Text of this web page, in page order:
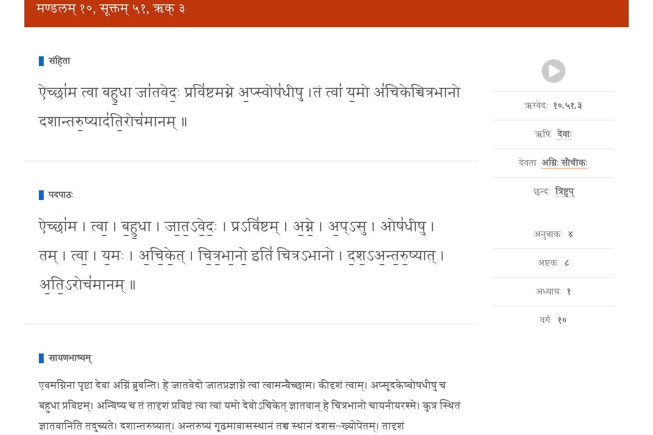
मण्डलम् १०, सूक्तम् ५१, ऋक् ३
संहिता
ऐच्छा॑म त्वा बहु॒धा जा॑तवेद॒ः प्रवि॑ष्टमग्ने अ॒प्स्वोष॑धीषु ।तं त्वा॑ य॒मो अ॑चिकेच्चित्रभानो
दशान्तरु॒ष्याद॑ति॒रोच॑मानम् ॥
पदपाठः
ऐच्छा॑म । त्वा॒ । ब॒हु॒धा । जा॒त॒ऽवे॒दः॒ । प्रऽवि॑ष्टम् । अ॒ग्ने॒ । अ॒प्ऽसु । ओष॑धीषु ।
तम् । त्वा॒ । य॒मः । अ॒चि॒के॒त् । चि॒त्र॒भा॒नो॒ इति॑ चित्रऽभानो । द॒श॒ऽअ॒न्त॒रु॒ष्यात् ।
अ॒ति॒ऽरोच॑मानम् ॥
सायणभाष्यम्
एवमग्निना पृष्टा देवा अग्निं ब्रुवन्ति। हे जातवेदो जातप्रज्ञाग्ने त्वा त्वामन्वैच्छाम। कीदृशं त्वाम्। अप्सूदकेष्वोषधीषु च
बहुधा प्रविष्टम्। अन्विष्य च तं तादृशं प्रविष्टं त्वा त्वां यमो देवोऽचिकेत् ज्ञातवान् हे चित्रभानो चायनीयरश्मे। कुत्र स्थितं
ज्ञातवानिति तदुच्यते। दशान्तरुष्यात्। अन्तरुष्यं गूढमावासस्थानं तच्च स्थानं दशस~ख्योपेतम्। तादृशं
ऋग्वेदः १०.५१.३
ऋषिः देवाः
देवता अग्निः सौचीकः
छन्दः त्रिष्टुप्
अनुवाकः ४
अष्टकः ८
अध्यायः १
वर्गः १०